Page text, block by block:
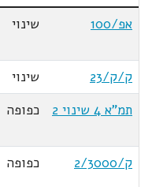
אפ/100
שינוי
ק/ק/23
שינוי
תמ"א 4 שינוי 2
כפופה
ק/2/3000
כפופה